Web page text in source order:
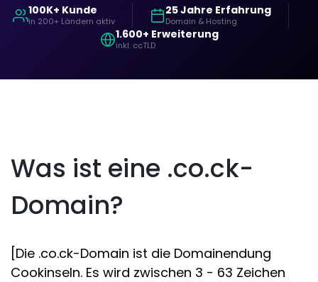
100K+ Kunde
in 200+ Ländern aktiv
25 Jahre Erfahrung
Domain & Hosting
1.600+ Erweiterung
inkl. ccTLD
Was ist eine .co.ck-
Domain?
[Die .co.ck-Domain ist die Domainendung
Cookinseln. Es wird zwischen 3 - 63 Zeichen